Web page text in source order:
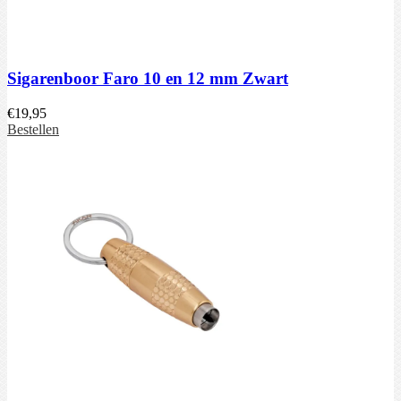
Sigarenboor Faro 10 en 12 mm Zwart
€19,95
Bestellen